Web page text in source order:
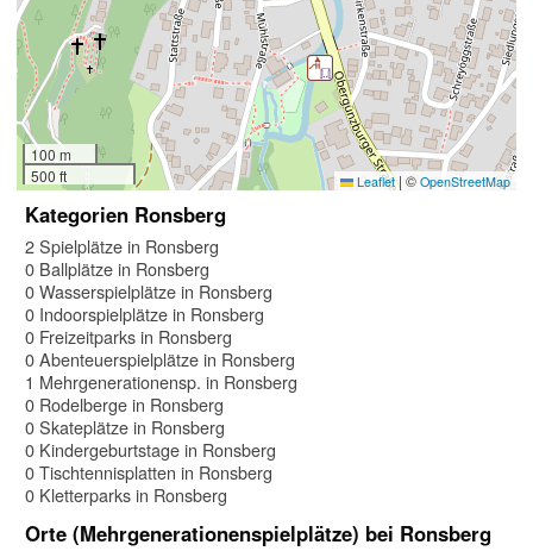
100 m
500 ft
Leaflet | © OpenStreetMap
Kategorien Ronsberg
2 Spielplätze in Ronsberg
0 Ballplätze in Ronsberg
0 Wasserspielplätze in Ronsberg
0 Indoorspielplätze in Ronsberg
0 Freizeitparks in Ronsberg
0 Abenteuerspielplätze in Ronsberg
1 Mehrgenerationensp. in Ronsberg
0 Rodelberge in Ronsberg
0 Skateplätze in Ronsberg
0 Kindergeburtstage in Ronsberg
0 Tischtennisplatten in Ronsberg
0 Kletterparks in Ronsberg
Orte (Mehrgenerationenspielplätze) bei Ronsberg